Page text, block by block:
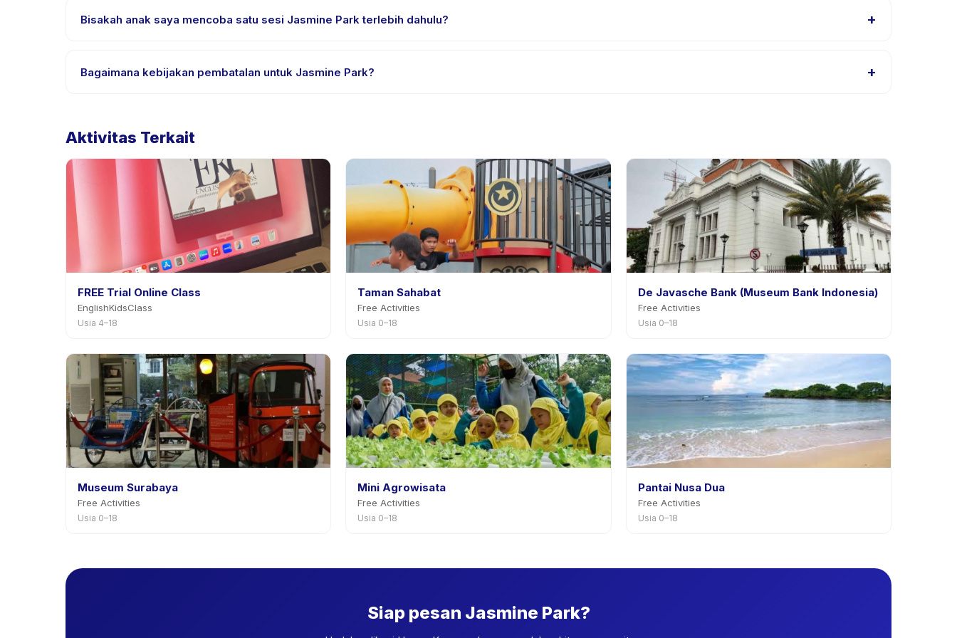
yang didukung.
Bisakah anak saya mencoba satu sesi Jasmine Park terlebih dahulu? +
Bagaimana kebijakan pembatalan untuk Jasmine Park? +
Aktivitas Terkait
FREE Trial Online Class
EnglishKidsClass
Usia 4–18
Taman Sahabat
Free Activities
Usia 0–18
De Javasche Bank (Museum Bank Indonesia)
Free Activities
Usia 0–18
Museum Surabaya
Free Activities
Usia 0–18
Mini Agrowisata
Free Activities
Usia 0–18
Pantai Nusa Dua
Free Activities
Usia 0–18
Siap pesan Jasmine Park?